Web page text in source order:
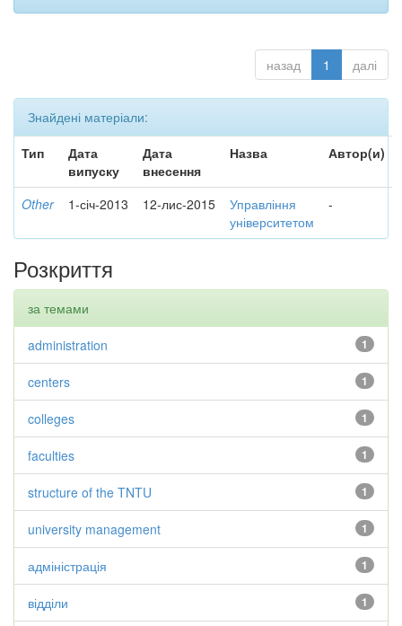
назад 1 далі
Знайдені матеріали:
Тип
Дата
випуску
Дата
внесення
Назва Автор(и)
Other 1-січ-2013 12-лис-2015
Управління
університетом
-
Розкриття
за темами
1
administration
1
centers
1
colleges
1
faculties
1
structure of the TNTU
1
university management
1
адміністрація
1
відділи